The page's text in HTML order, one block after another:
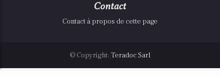
Contact
Contact à propos de cette page
© Copyright: Teradoc Sarl